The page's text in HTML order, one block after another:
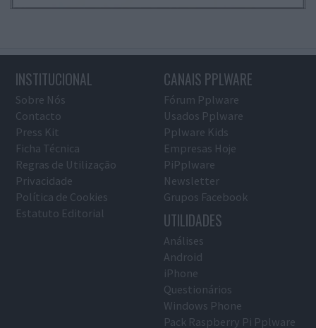
INSTITUCIONAL
Sobre Nós
Contacto
Press Kit
Ficha Técnica
Regras de Utilização
Privacidade
Política de Cookies
Estatuto Editorial
CANAIS PPLWARE
Fórum Pplware
Usados Pplware
Pplware Kids
Empresas Hoje
PiPplware
Newsletter
Grupos Facebook
UTILIDADES
Análises
Android
iPhone
Questionários
Windows Phone
Pack Raspberry Pi Pplware